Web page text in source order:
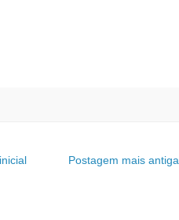
Postagem mais antiga